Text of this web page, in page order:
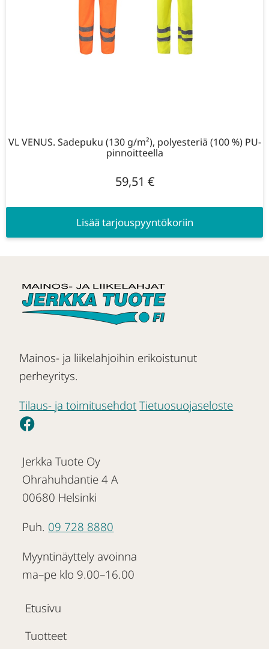
VL VENUS. Sadepuku (130 g/m²), polyesteriä (100 %) PU-
pinnoitteella
59,51 €
Lisää tarjouspyyntökoriin
Mainos- ja liikelahjoihin erikoistunut
perheyritys.
Tilaus- ja toimitusehdot Tietuosuojaseloste
Jerkka Tuote Oy
Ohrahuhdantie 4 A
00680 Helsinki
Puh. 09 728 8880
Myyntinäyttely avoinna
ma–pe klo 9.00–16.00
Etusivu
Tuotteet